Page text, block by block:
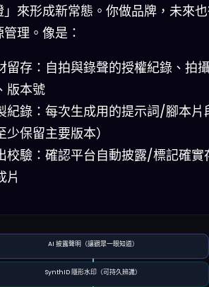
」來形成新常態。你做品牌，未來
理。像是：
留存：自拍與錄聲的授權紀錄、拍
版本號
紀錄：每次生成用的提示詞/腳本片
少保留主要版本）
校驗：確認平台自動披露/標記確實
片
AI 披露聲明（讓觀眾一眼知道）
SynthID 隱形水印（可持久辨識）